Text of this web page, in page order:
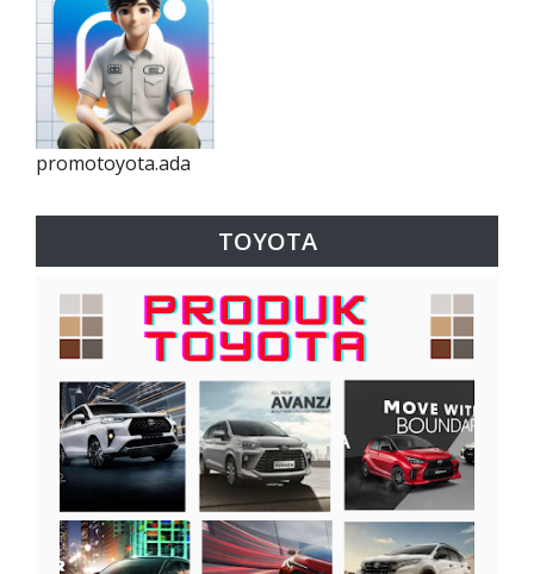
promotoyota.ada
TOYOTA